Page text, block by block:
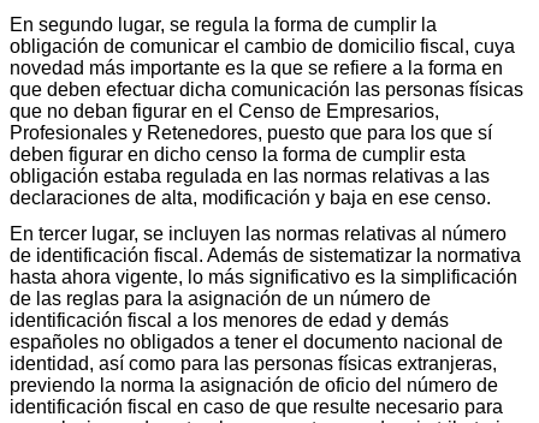
En segundo lugar, se regula la forma de cumplir la
obligación de comunicar el cambio de domicilio fiscal, cuya
novedad más importante es la que se refiere a la forma en
que deben efectuar dicha comunicación las personas físicas
que no deban figurar en el Censo de Empresarios,
Profesionales y Retenedores, puesto que para los que sí
deben figurar en dicho censo la forma de cumplir esta
obligación estaba regulada en las normas relativas a las
declaraciones de alta, modificación y baja en ese censo.
En tercer lugar, se incluyen las normas relativas al número
de identificación fiscal. Además de sistematizar la normativa
hasta ahora vigente, lo más significativo es la simplificación
de las reglas para la asignación de un número de
identificación fiscal a los menores de edad y demás
españoles no obligados a tener el documento nacional de
identidad, así como para las personas físicas extranjeras,
previendo la norma la asignación de oficio del número de
identificación fiscal en caso de que resulte necesario para